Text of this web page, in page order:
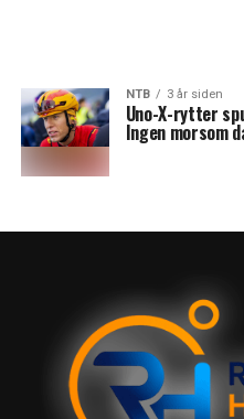
NTB 3 år siden
Uno-X-rytter
Ingen morsom